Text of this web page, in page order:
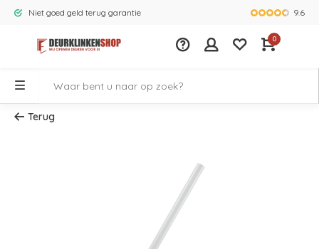
Niet goed geld terug garantie Grootste
9.6
0
Terug